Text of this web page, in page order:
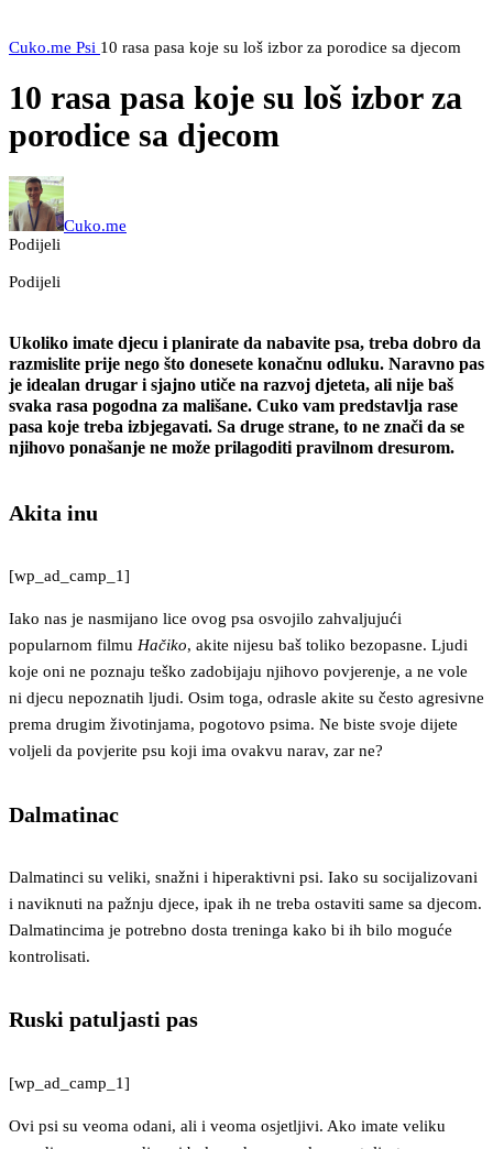
Cuko.me Psi 10 rasa pasa koje su loš izbor za porodice sa djecom
10 rasa pasa koje su loš izbor za
porodice sa djecom
Cuko.me
Podijeli
Podijeli
Ukoliko imate djecu i planirate da nabavite psa, treba dobro da
razmislite prije nego što donesete konačnu odluku. Naravno pas
je idealan drugar i sjajno utiče na razvoj djeteta, ali nije baš
svaka rasa pogodna za mališane. Cuko vam predstavlja rase
pasa koje treba izbjegavati. Sa druge strane, to ne znači da se
njihovo ponašanje ne može prilagoditi pravilnom dresurom.
Akita inu
[wp_ad_camp_1]
Iako nas je nasmijano lice ovog psa osvojilo zahvaljujući
popularnom filmu Hačiko, akite nijesu baš toliko bezopasne. Ljudi
koje oni ne poznaju teško zadobijaju njihovo povjerenje, a ne vole
ni djecu nepoznatih ljudi. Osim toga, odrasle akite su često agresivne
prema drugim životinjama, pogotovo psima. Ne biste svoje dijete
voljeli da povjerite psu koji ima ovakvu narav, zar ne?
Dalmatinac
Dalmatinci su veliki, snažni i hiperaktivni psi. Iako su socijalizovani
i naviknuti na pažnju djece, ipak ih ne treba ostaviti same sa djecom.
Dalmatincima je potrebno dosta treninga kako bi ih bilo moguće
kontrolisati.
Ruski patuljasti pas
[wp_ad_camp_1]
Ovi psi su veoma odani, ali i veoma osjetljivi. Ako imate veliku